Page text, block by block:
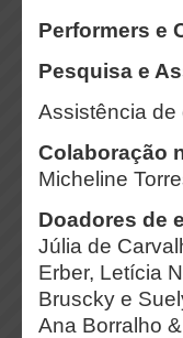
Performers e
Pesquisa e
Assistência de
Colaboração
Micheline
Doadores de
Júlia de
Erber, Letícia
Bruscky e
Ana Borralho